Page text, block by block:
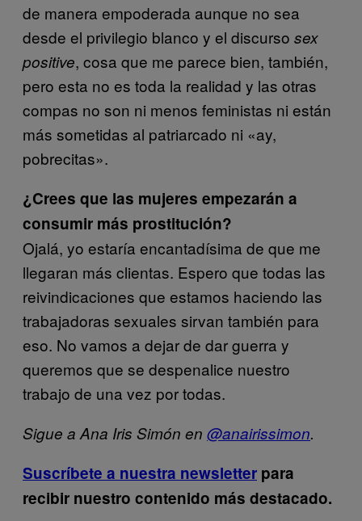
de manera empoderada aunque no sea
desde el privilegio blanco y el discurso sex
positive, cosa que me parece bien, también,
pero esta no es toda la realidad y las otras
compas no son ni menos feministas ni están
más sometidas al patriarcado ni «ay,
pobrecitas».
¿Crees que las mujeres empezarán a
consumir más prostitución?
Ojalá, yo estaría encantadísima de que me
llegaran más clientas. Espero que todas las
reivindicaciones que estamos haciendo las
trabajadoras sexuales sirvan también para
eso. No vamos a dejar de dar guerra y
queremos que se despenalice nuestro
trabajo de una vez por todas.
Sigue a Ana Iris Simón en @anairissimon.
Suscríbete a nuestra newsletter para
recibir nuestro contenido más destacado.